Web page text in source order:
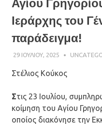
Αγίου
Ιεράρχης του
παράδειγμα!
29 ΙΟΥΛΊΟΥ, 2025 ΠΑΤΉΡ
Στέλιος Κούκος
Στις 23 Ιουλίου,
κοίμηση του Αγίου
οποίος διακόνησε την